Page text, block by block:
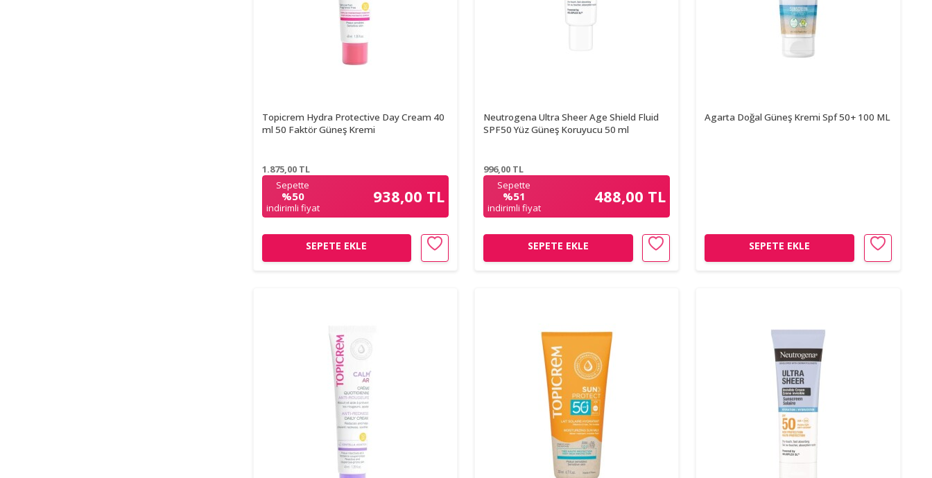
Topicrem Hydra Protective Day Cream 40
ml 50 Faktör Güneş Kremi
1.875,00TL
Sepette
%50
indirimli fiyat
938,00 TL
SEPETE EKLE
Neutrogena Ultra Sheer Age Shield Fluid
SPF50 Yüz Güneş Koruyucu 50 ml
996,00TL
Sepette
%51
indirimli fiyat
488,00 TL
SEPETE EKLE
Agarta Doğal Güneş Kremi Spf 50+ 100 ML
SEPETE EKLE